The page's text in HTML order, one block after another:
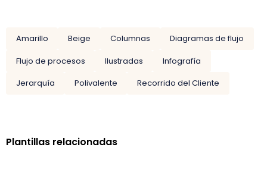
Amarillo Beige Columnas
Diagramas de flujo
Flujo de procesos
Ilustradas
Infografía
Jerarquía
Polivalente Recorrido del Cliente
Plantillas relacionadas